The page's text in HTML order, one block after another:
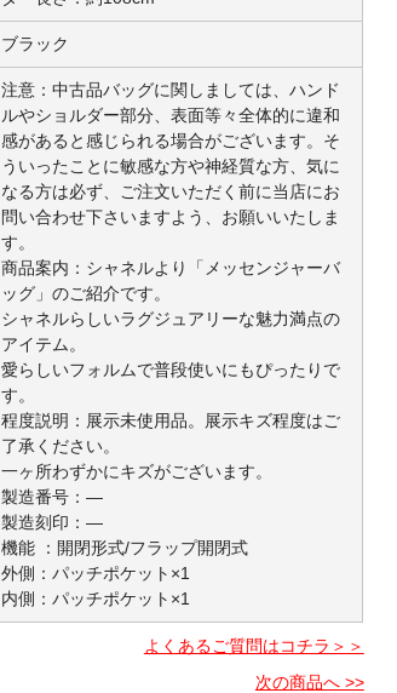
ブラック
注意：中古品バッグに関しましては、ハンド
ルやショルダー部分、表面等々全体的に違和
感があると感じられる場合がございます。そ
ういったことに敏感な方や神経質な方、気に
なる方は必ず、ご注文いただく前に当店にお
問い合わせ下さいますよう、お願いいたしま
す。
商品案内：シャネルより「メッセンジャーバ
ッグ」のご紹介です。
シャネルらしいラグジュアリーな魅力満点の
アイテム。
愛らしいフォルムで普段使いにもぴったりで
す。
程度説明：展示未使用品。展示キズ程度はご
了承ください。
一ヶ所わずかにキズがございます。
製造番号：―
製造刻印：―
機能 ：開閉形式/フラップ開閉式
外側：パッチポケット×1
内側：パッチポケット×1
よくあるご質問はコチラ＞＞
次の商品へ >>